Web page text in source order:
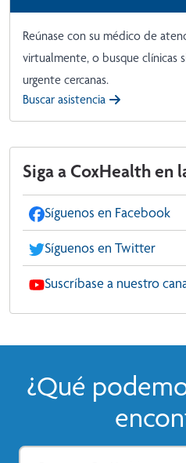
Reúnase con su médico de
virtualmente, o busque clínicas
urgente cercanas.
Buscar asistencia
Siga a CoxHealth en
Síguenos en Facebook
Síguenos en Twitter
Suscríbase a nuestro
¿Qué